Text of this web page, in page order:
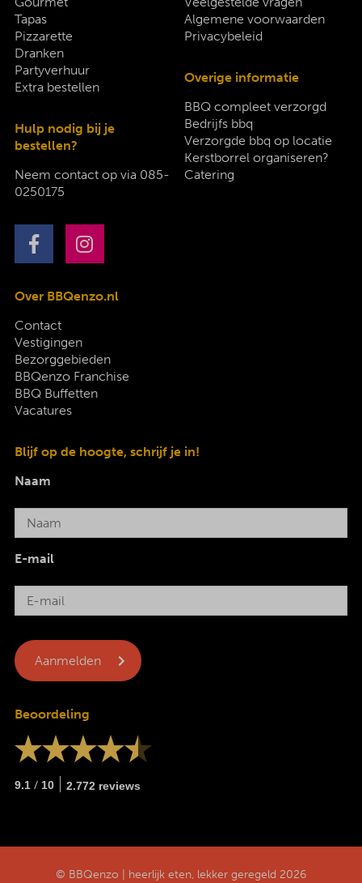
Tapas
Pizzarette
Dranken
Partyverhuur
Extra bestellen
Hulp nodig bij je
bestellen?
Neem contact op via 085-
0250175
Algemene voorwaarden
Privacybeleid
Overige informatie
BBQ compleet verzorgd
Bedrijfs bbq
Verzorgde bbq op locatie
Kerstborrel organiseren?
Catering
Over BBQenzo.nl
Contact
Vestigingen
Bezorggebieden
BBQenzo Franchise
BBQ Buffetten
Vacatures
Blijf op de hoogte, schrijf je in!
Naam
E-mail
Beoordeling
9.1 / 10 2.772 reviews
© BBQenzo | heerlijk eten, lekker geregeld 2026